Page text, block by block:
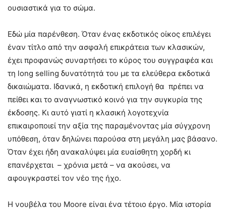
ουσιαστικά για το σώμα.
Εδώ μία παρένθεση. Όταν ένας εκδοτικός οίκος επιλέγει
έναν τίτλο από την ασφαλή επικράτεια των κλασικών,
έχει προφανώς συναρτήσει το κύρος του συγγραφέα και
τη long selling δυνατότητά του με τα ελεύθερα εκδοτικά
δικαιώματα. Ιδανικά, η εκδοτική επιλογή θα πρέπει να
πείθει και το αναγνωστικό κοινό για την συγκυρία της
έκδοσης. Κι αυτό γιατί η κλασική λογοτεχνία
επικαιροποιεί την αξία της παραμένοντας μία σύγχρονη
υπόθεση, όταν δηλώνει παρούσα στη μεγάλη μας βάσανο.
Όταν έχει ήδη ανακαλύψει μία ευαίσθητη χορδή κι
επανέρχεται – χρόνια μετά – να ακούσει, να
αφουγκραστεί τον νέο της ήχο.
Η νουβέλα του Moore είναι ένα τέτοιο έργο. Μία ιστορία